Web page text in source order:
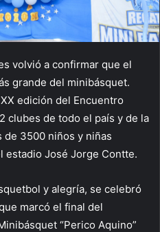
volvió a confirmar que el
grande del minibásquet.
edición del Encuentro
clubes de todo el país y de la
de 3500 niños y niñas
estadio José Jorge Contte.
y alegría, se celebró
marcó el final del
“Perico Aquino”